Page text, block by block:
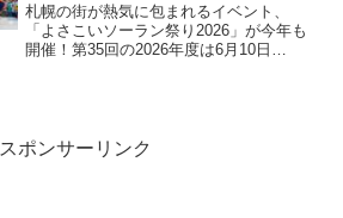
札幌の街が熱気に包まれるイベント、
「よさこいソーラン祭り2026」が今年も
開催！第35回の2026年度は6月10日
スポンサーリンク